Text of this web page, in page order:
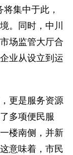
集中于此，
。同时，中川
场监管大厅合
业从设立到运
更是服务资源
多项便民服
楼南侧，并新
意味着，市民